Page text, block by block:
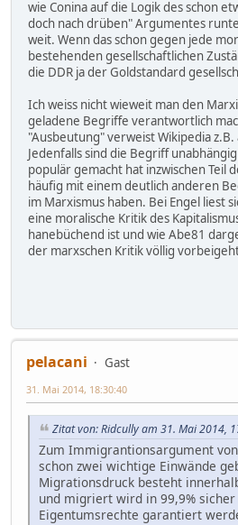
wie Conina auf die Logik des schon
doch nach drüben" Argumentes
weit. Wenn das schon gegen jede
bestehenden gesellschaftlichen
die DDR ja der Goldstandard
Ich weiss nicht wieweit man den
geladene Begriffe verantwortlich
"Ausbeutung" verweist Wikipedia
Jedenfalls sind die Begriff
populär gemacht hat inzwischen Teil
häufig mit einem deutlich anderen
im Marxismus haben. Bei Engel liest
eine moralische Kritik des
hanebüchend ist und wie Abe81
der marxschen Kritik völlig
pelacani
Gast
31. Mai 2014, 18:30:40
Zitat von: Ridcully am 31. Mai 2014,
Zum Immigrantionsargument von
schon zwei wichtige Einwände
Migrationsdruck besteht
und migriert wird in 99,9%
Eigentumsrechte garantiert